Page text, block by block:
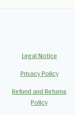
Legal Notice
Privacy Policy
Refund and Returns
Policy